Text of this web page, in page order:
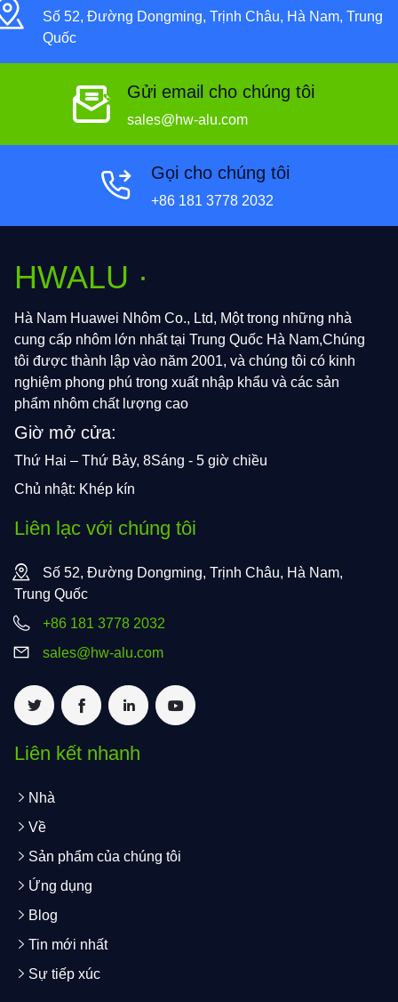
Số 52, Đường Dongming, Trịnh Châu, Hà Nam, Trung
Quốc
Gửi email cho chúng tôi
sales@hw-alu.com
Gọi cho chúng tôi
+86 181 3778 2032
HWALU ·
Hà Nam Huawei Nhôm Co., Ltd, Một trong những nhà
cung cấp nhôm lớn nhất tại Trung Quốc Hà Nam,Chúng
tôi được thành lập vào năm 2001, và chúng tôi có kinh
nghiệm phong phú trong xuất nhập khẩu và các sản
phẩm nhôm chất lượng cao
Giờ mở cửa:
Thứ Hai – Thứ Bảy, 8Sáng - 5 giờ chiều
Chủ nhật: Khép kín
Liên lạc với chúng tôi
Số 52, Đường Dongming, Trịnh Châu, Hà Nam,
Trung Quốc
+86 181 3778 2032
sales@hw-alu.com
Liên kết nhanh
Nhà
Về
Sản phẩm của chúng tôi
Ứng dụng
Blog
Tin mới nhất
Sự tiếp xúc